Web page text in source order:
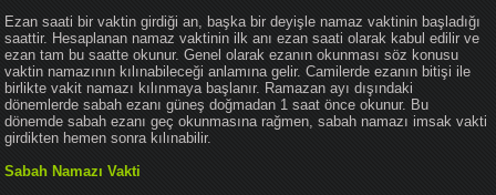
Ezan saati bir vaktin girdiği an, başka bir deyişle namaz vaktinin başladığı
saattir. Hesaplanan namaz vaktinin ilk anı ezan saati olarak kabul edilir ve
ezan tam bu saatte okunur. Genel olarak ezanın okunması söz konusu
vaktin namazının kılınabileceği anlamına gelir. Camilerde ezanın bitişi ile
birlikte vakit namazı kılınmaya başlanır. Ramazan ayı dışındaki
dönemlerde sabah ezanı güneş doğmadan 1 saat önce okunur. Bu
dönemde sabah ezanı geç okunmasına rağmen, sabah namazı imsak vakti
girdikten hemen sonra kılınabilir.
Sabah Namazı Vakti